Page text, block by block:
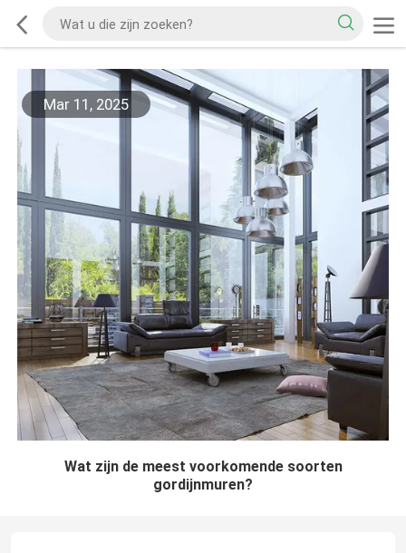
Mar 11, 2025
Wat zijn de meest voorkomende soorten
gordijnmuren?